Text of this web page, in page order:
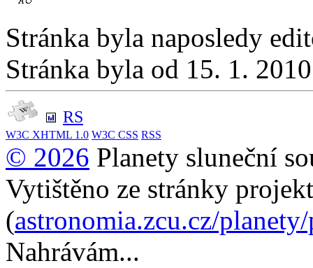
Stránka byla naposledy
Stránka byla od 15. 1.
RS
W3C XHTML 1.0 W3C CSS RSS
© 2026 Planety sluneční
Vytištěno ze stránky
(astronomia.zcu.cz/
Nahrávám...